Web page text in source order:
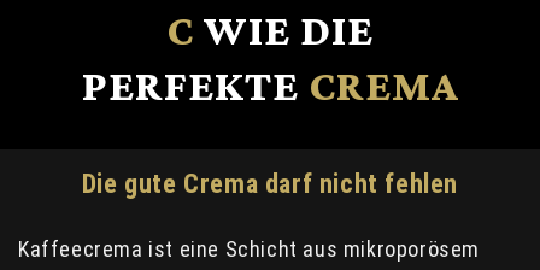
C WIE DIE
PERFEKTE CREMA
Die gute Crema darf nicht fehlen
Kaffeecrema ist eine Schicht aus mikroporösem